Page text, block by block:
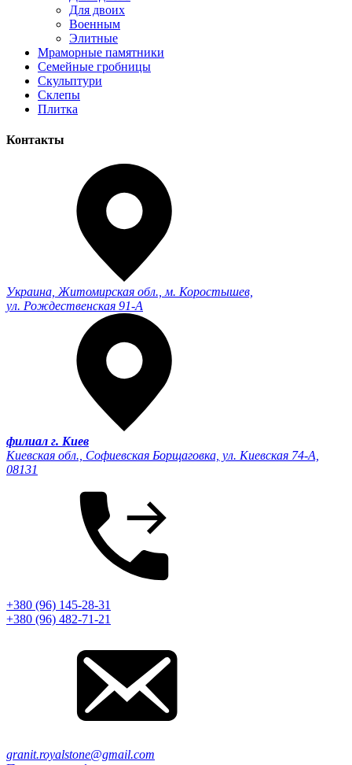
Для двоих
Военным
Элитные
Мраморные памятники
Семейные гробницы
Скульптури
Склепы
Плитка
Контакты
Украина, Житомирская обл., м. Коростышев,
ул. Рождественская 91-А
филиал г. Киев
Киевская обл., Софиевская Борщаговка, ул. Киевская 74-А,
08131
+380 (96) 145-28-31
+380 (96) 482-71-21
granit.royalstone@gmail.com